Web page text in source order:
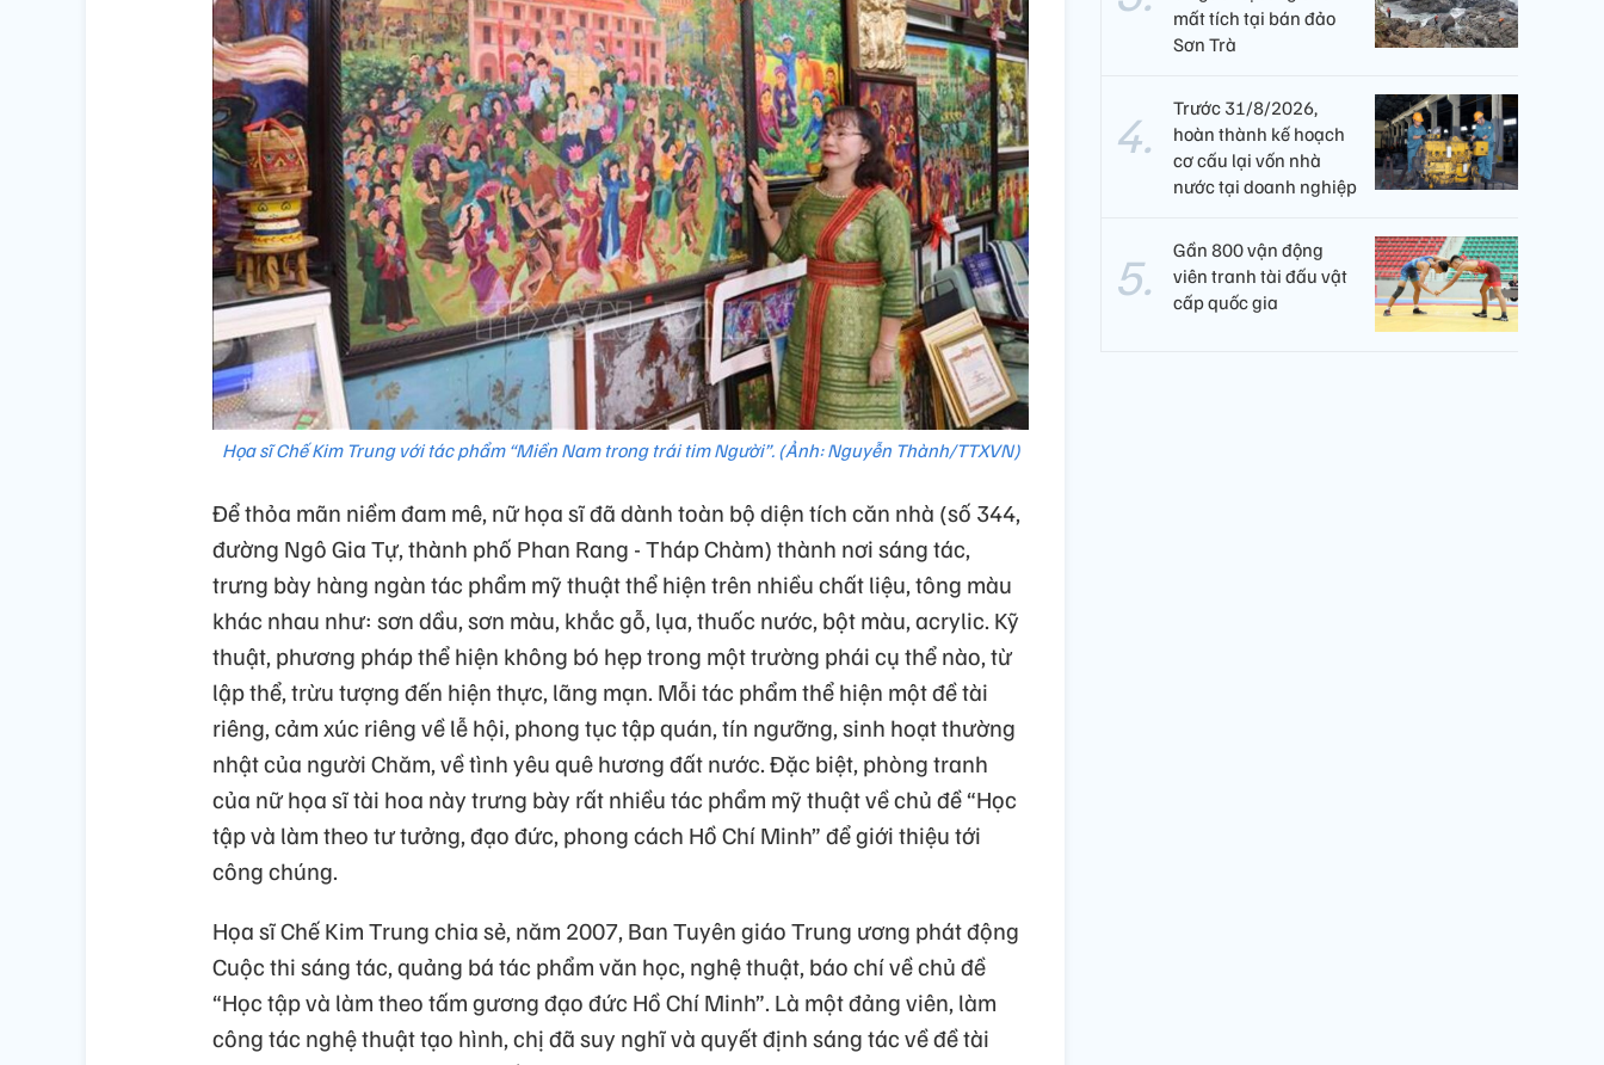
Họa sĩ Chế Kim Trung với tác phẩm “Miền Nam trong trái tim Người”. (Ảnh: Nguyễn Thành/TTXVN)
Để thỏa mãn niềm đam mê, nữ họa sĩ đã dành toàn bộ diện tích căn nhà (số 344,
đường Ngô Gia Tự, thành phố Phan Rang - Tháp Chàm) thành nơi sáng tác,
trưng bày hàng ngàn tác phẩm mỹ thuật thể hiện trên nhiều chất liệu, tông màu
khác nhau như: sơn dầu, sơn màu, khắc gỗ, lụa, thuốc nước, bột màu, acrylic. Kỹ
thuật, phương pháp thể hiện không bó hẹp trong một trường phái cụ thể nào, từ
lập thể, trừu tượng đến hiện thực, lãng mạn. Mỗi tác phẩm thể hiện một đề tài
riêng, cảm xúc riêng về lễ hội, phong tục tập quán, tín ngưỡng, sinh hoạt thường
nhật của người Chăm, về tình yêu quê hương đất nước. Đặc biệt, phòng tranh
của nữ họa sĩ tài hoa này trưng bày rất nhiều tác phẩm mỹ thuật về chủ đề “Học
tập và làm theo tư tưởng, đạo đức, phong cách Hồ Chí Minh” để giới thiệu tới
công chúng.
Họa sĩ Chế Kim Trung chia sẻ, năm 2007, Ban Tuyên giáo Trung ương phát động
Cuộc thi sáng tác, quảng bá tác phẩm văn học, nghệ thuật, báo chí về chủ đề
“Học tập và làm theo tấm gương đạo đức Hồ Chí Minh”. Là một đảng viên, làm
công tác nghệ thuật tạo hình, chị đã suy nghĩ và quyết định sáng tác về đề tài
mất tích tại bán đảo
Sơn Trà
Trước 31/8/2026,
hoàn thành kế hoạch
cơ cấu lại vốn nhà
nước tại doanh nghiệp
Gần 800 vận động
viên tranh tài đấu vật
cấp quốc gia